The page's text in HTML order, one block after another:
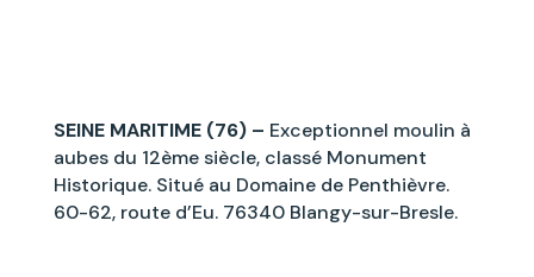
SEINE MARITIME (76) – Exceptionnel moulin à
aubes du 12ème siècle, classé Monument
Historique. Situé au Domaine de Penthièvre.
60-62, route d’Eu. 76340 Blangy-sur-Bresle.